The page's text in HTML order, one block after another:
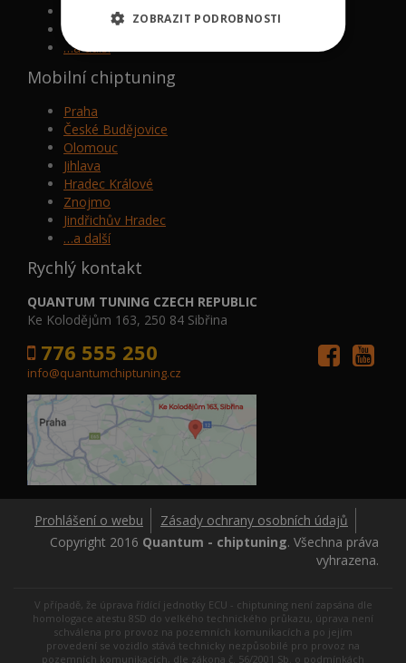
…a další
Mobilní chiptuning
Praha
České Budějovice
Olomouc
Jihlava
Hradec Králové
Znojmo
Jindřichův Hradec
…a další
Rychlý kontakt
QUANTUM TUNING CZECH REPUBLIC
Ke Kolodějům 163, 250 84 Sibřina
776 555 250
info@quantumchiptuning.cz
Prohlášení o webu
Zásady ochrany osobních údajů
Copyright 2016 Quantum - chiptuning. Všechna práva
vyhrazena.
V případě, že úprava řídící jednotky ECU - chiptuning není zapsána dle
homologace atestu 8SD do velkého technického průkazu, úprava není
schválena pro provoz na pozemních komunikacích a po jejím
provedení se vozidlo stává technicky nezpůsobilé pro provoz na
pozemních komunikacích, dle zákona č. 56/2001 Sb. o podmínkách
ZOBRAZIT PODROBNOSTI